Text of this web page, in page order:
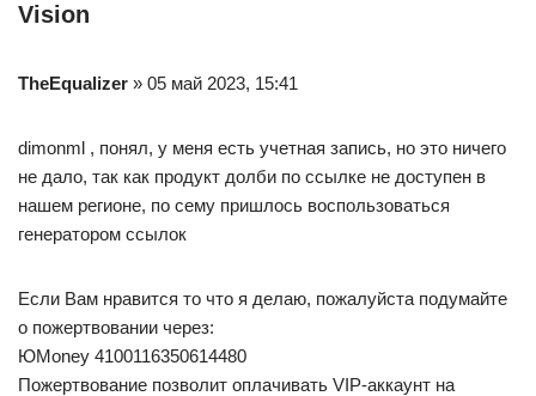
Vision
TheEqualizer » 05 май 2023, 15:41
dimonml , понял, у меня есть учетная запись, но это ничего
не дало, так как продукт долби по ссылке не доступен в
нашем регионе, по сему пришлось воспользоваться
генератором ссылок
Если Вам нравится то что я делаю, пожалуйста подумайте
о пожертвовании через:
ЮMoney 4100116350614480
Пожертвование позволит оплачивать VIP-аккаунт на